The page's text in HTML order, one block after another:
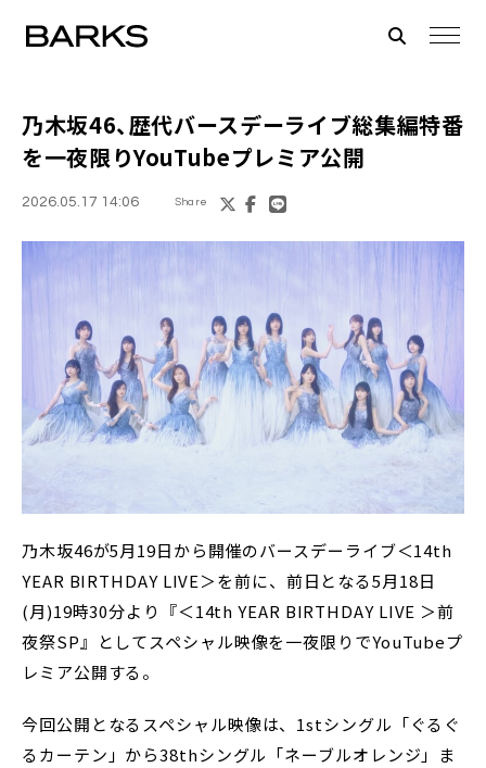
乃木坂46、歴代バースデーライブ総集編特番
を一夜限りYouTubeプレミア公開
2026.05.17 14:06 Share
乃木坂46が5月19日から開催のバースデーライブ＜14th
YEAR BIRTHDAY LIVE＞を前に、前日となる5月18日
(月)19時30分より『＜14th YEAR BIRTHDAY LIVE ＞前
夜祭SP』としてスペシャル映像を一夜限りでYouTubeプ
レミア公開する。
今回公開となるスペシャル映像は、1stシングル「ぐるぐ
るカーテン」から38thシングル「ネーブルオレンジ」ま